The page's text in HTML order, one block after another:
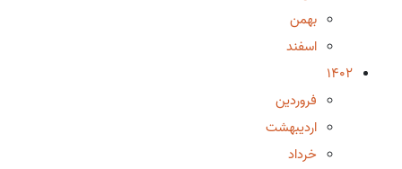
بهمن
اسفند
1402
فروردین
اردیبهشت
خرداد